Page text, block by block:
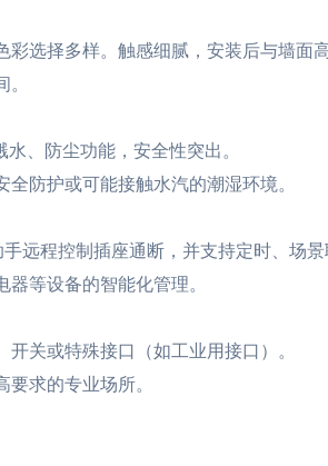
选择多样。触感细腻，安装后与墙面高
、防尘功能，安全性突出。
防护或可能接触水汽的潮湿环境。
远程控制插座通断，并支持定时、场景
等设备的智能化管理。
关或特殊接口（如工业用接口）。
求的专业场所。